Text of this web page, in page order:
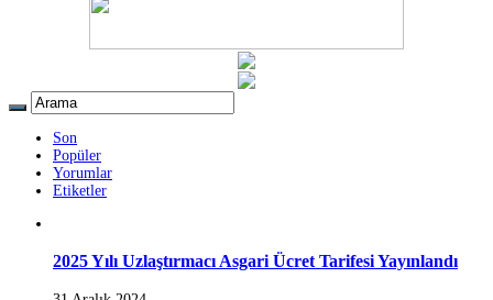
Son
Popüler
Yorumlar
Etiketler
2025 Yılı Uzlaştırmacı Asgari Ücret Tarifesi Yayınlandı